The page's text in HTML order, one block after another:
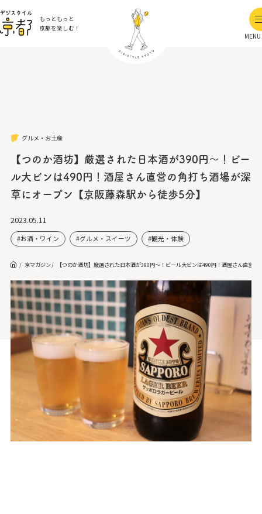
もっともっと
京都を楽しむ！
MENU
グルメ・お土産
【つのか酒坊】厳選された日本酒が390円～！ビー
ル大ビンは490円！酒屋さん直営の角打ち酒場が深
草にオープン【京阪藤森駅から徒歩5分】
2023.05.11
お酒・ワイン グルメ・スイーツ 観光・体験
京マガジン 【つのか酒坊】厳選された日本酒が390円～！ビール大ビンは490円！酒屋さん直営